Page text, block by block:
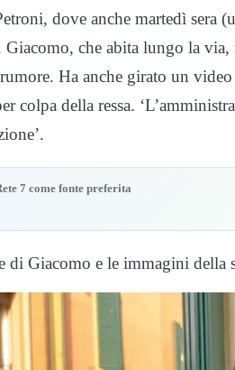
dove anche martedì sera
che abita lungo la
Ha anche girato un
colpa della ressa.
7 come fonte preferita
di Giacomo e le immagini della